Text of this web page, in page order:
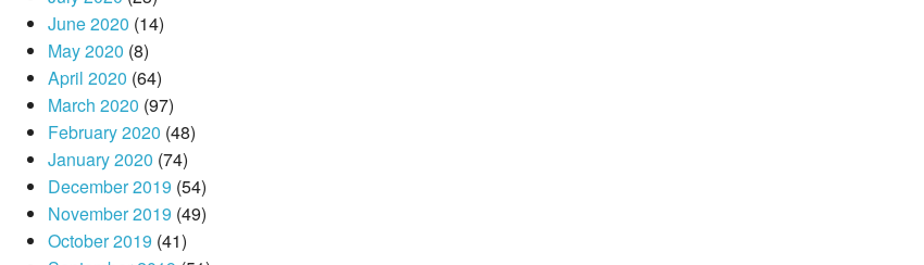
June 2020 (14)
May 2020 (8)
April 2020 (64)
March 2020 (97)
February 2020 (48)
January 2020 (74)
December 2019 (54)
November 2019 (49)
October 2019 (41)